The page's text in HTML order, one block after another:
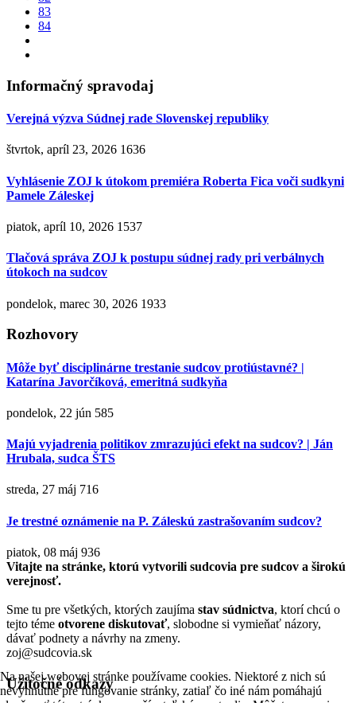
83
84
Informačný spravodaj
Verejná výzva Súdnej rade Slovenskej republiky
štvrtok, apríl 23, 2026 1636
Vyhlásenie ZOJ k útokom premiéra Roberta Fica voči sudkyni
Pamele Záleskej
piatok, apríl 10, 2026 1537
Tlačová správa ZOJ k postupu súdnej rady pri verbálnych
útokoch na sudcov
pondelok, marec 30, 2026 1933
Rozhovory
Môže byť disciplinárne trestanie sudcov protiústavné? |
Katarína Javorčíková, emeritná sudkyňa
pondelok, 22 jún 585
Majú vyjadrenia politikov zmrazujúci efekt na sudcov? | Ján
Hrubala, sudca ŠTS
streda, 27 máj 716
Je trestné oznámenie na P. Záleskú zastrašovaním sudcov?
piatok, 08 máj 936
Vitajte na stránke, ktorú vytvorili sudcovia pre sudcov a širokú
verejnosť.
Sme tu pre všetkých, ktorých zaujíma stav súdnictva, ktorí chcú o
tejto téme otvorene diskutovať, slobodne si vymieňať názory,
dávať podnety a návrhy na zmeny.
zoj@sudcovia.sk
Užitočné odkazy
Na našej webovej stránke používame cookies. Niektoré z nich sú
nevyhnutné pre fungovanie stránky, zatiaľ čo iné nám pomáhajú